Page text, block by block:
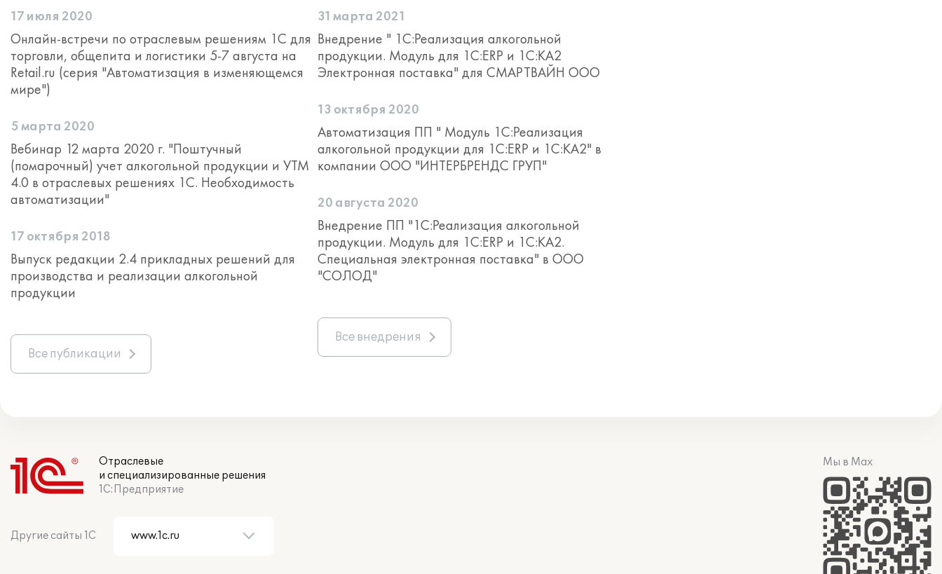
17 июля 2020
Онлайн-встречи по отраслевым решениям 1С для
торговли, общепита и логистики 5-7 августа на
Retail.ru (серия "Автоматизация в изменяющемся
мире")
5 марта 2020
Вебинар 12 марта 2020 г. "Поштучный
(помарочный) учет алкогольной продукции и УТМ
4.0 в отраслевых решениях 1С. Необходимость
автоматизации"
17 октября 2018
Выпуск редакции 2.4 прикладных решений для
производства и реализации алкогольной
продукции
Все публикации
31 марта 2021
Внедрение " 1С:Реализация алкогольной
продукции. Модуль для 1С:ERP и 1С:КА2
Электронная поставка" для СМАРТВАЙН ООО
13 октября 2020
Автоматизация ПП " Модуль 1С:Реализация
алкогольной продукции для 1С:ERP и 1С:КА2" в
компании ООО "ИНТЕРБРЕНДС ГРУП"
20 августа 2020
Внедрение ПП "1С:Реализация алкогольной
продукции. Модуль для 1С:ERP и 1С:КА2.
Специальная электронная поставка" в ООО
"СОЛОД"
Все внедрения
Отраслевые
и специализированные решения
1С:Предприятие
Другие сайты 1С
Мы в Max